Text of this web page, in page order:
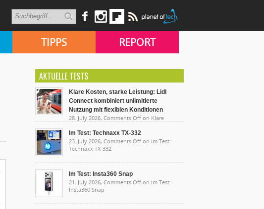
TIPPS REPORT
AKTUELLE TESTS
Klare Kosten, starke Leistung: Lidl
Connect kombiniert unlimitierte
Nutzung mit flexiblen Konditionen
28. July 2026, Comments Off on Klare
unlimitierte Nutzung mit flexiblen Konditionen
Im Test: Technaxx TX-332
23. July 2026, Comments Off on Im Test:
Technaxx TX-332
Im Test: Insta360 Snap
21. July 2026, Comments Off on Im Test:
Insta360 Snap